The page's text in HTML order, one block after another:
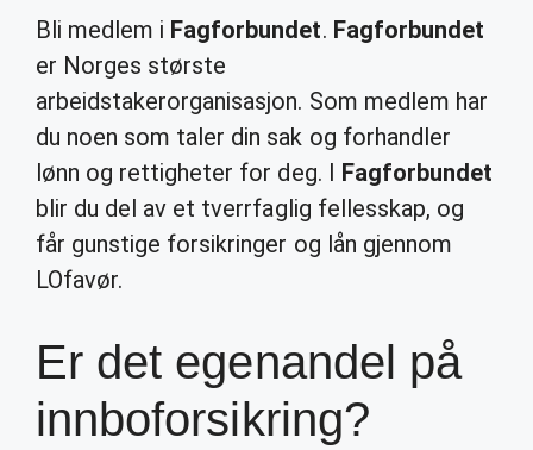
Bli medlem i Fagforbundet. Fagforbundet
er Norges største
arbeidstakerorganisasjon. Som medlem har
du noen som taler din sak og forhandler
lønn og rettigheter for deg. I Fagforbundet
blir du del av et tverrfaglig fellesskap, og
får gunstige forsikringer og lån gjennom
LOfavør.
Er det egenandel på
innboforsikring?